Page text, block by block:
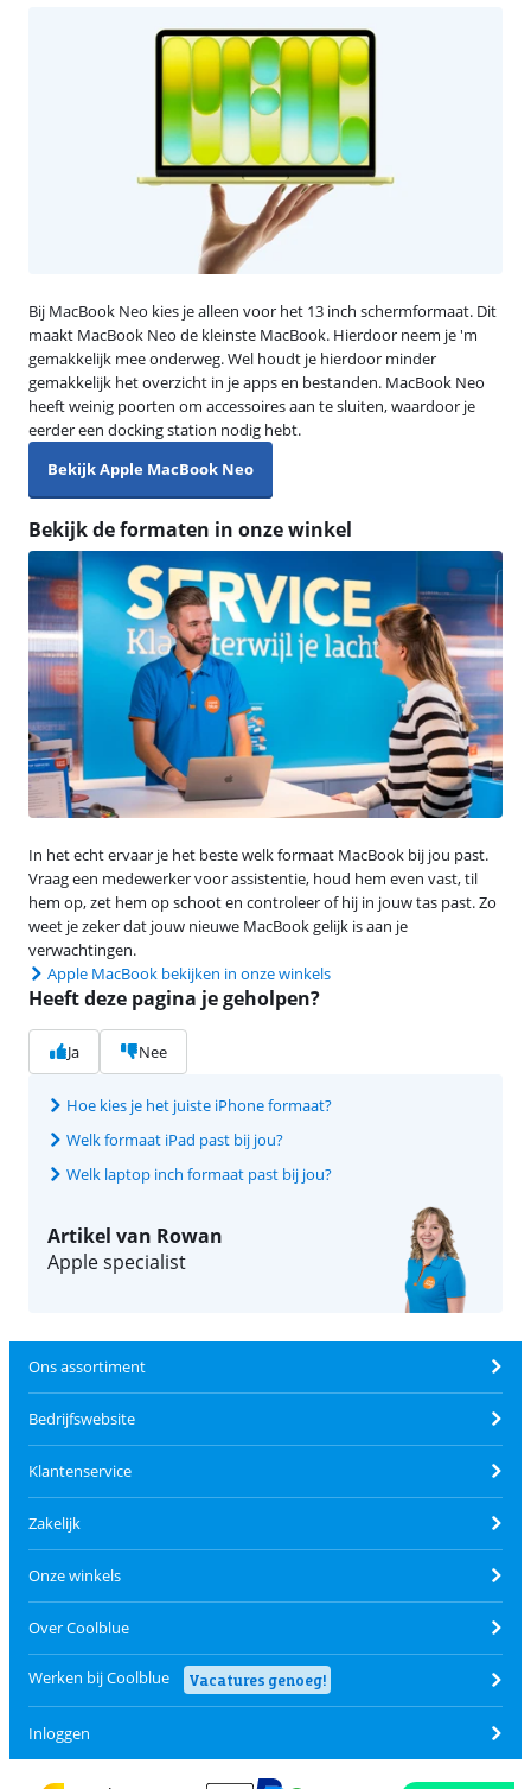
Bij MacBook Neo kies je alleen voor het 13 inch schermformaat. Dit
maakt MacBook Neo de kleinste MacBook. Hierdoor neem je 'm
gemakkelijk mee onderweg. Wel houdt je hierdoor minder
gemakkelijk het overzicht in je apps en bestanden. MacBook Neo
heeft weinig poorten om accessoires aan te sluiten, waardoor je
eerder een docking station nodig hebt.
Bekijk Apple MacBook Neo
Bekijk de formaten in onze winkel
In het echt ervaar je het beste welk formaat MacBook bij jou past.
Vraag een medewerker voor assistentie, houd hem even vast, til
hem op, zet hem op schoot en controleer of hij in jouw tas past. Zo
weet je zeker dat jouw nieuwe MacBook gelijk is aan je
verwachtingen.
Apple MacBook bekijken in onze winkels
Heeft deze pagina je geholpen?
Ja Nee
Hoe kies je het juiste iPhone formaat?
Welk formaat iPad past bij jou?
Welk laptop inch formaat past bij jou?
Artikel van Rowan
Apple specialist
Ons assortiment
Bedrijfswebsite
Klantenservice
Zakelijk
Onze winkels
Over Coolblue
Werken bij Coolblue Vacatures genoeg!
Inloggen